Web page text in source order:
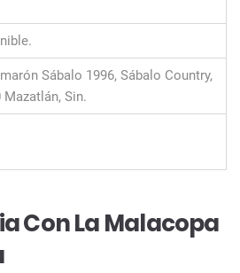
Sábalo 1996, Sábalo Country,
Mazatlán, Sin.
Con La Malacopa